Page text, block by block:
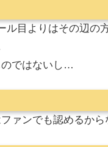
ル目よりはその辺の
ではないし…
ァンでも認めるか